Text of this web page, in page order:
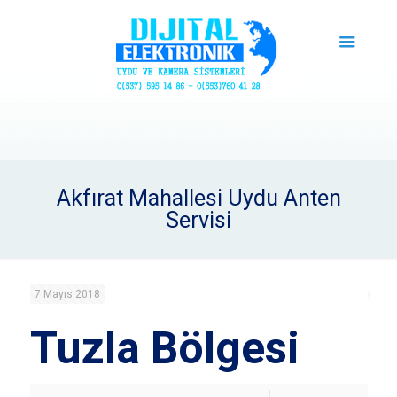
Akfırat Mahallesi Uydu Anten
Servisi
7 Mayıs 2018
Tuzla Bölgesi